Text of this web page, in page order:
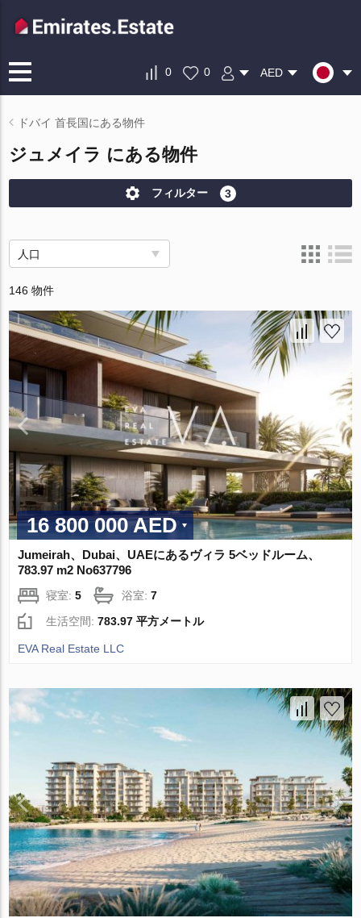
0 0 AED
ドバイ 首長国にある物件
ジュメイラ にある物件
フィルター 3
人口
146 物件
16 800 000 AED
Jumeirah、Dubai、UAEにあるヴィラ 5ベッドルーム、
783.97 m2 No637796
寝室:5 浴室:7
生活空間:783.97 平方メートル
EVA Real Estate LLC